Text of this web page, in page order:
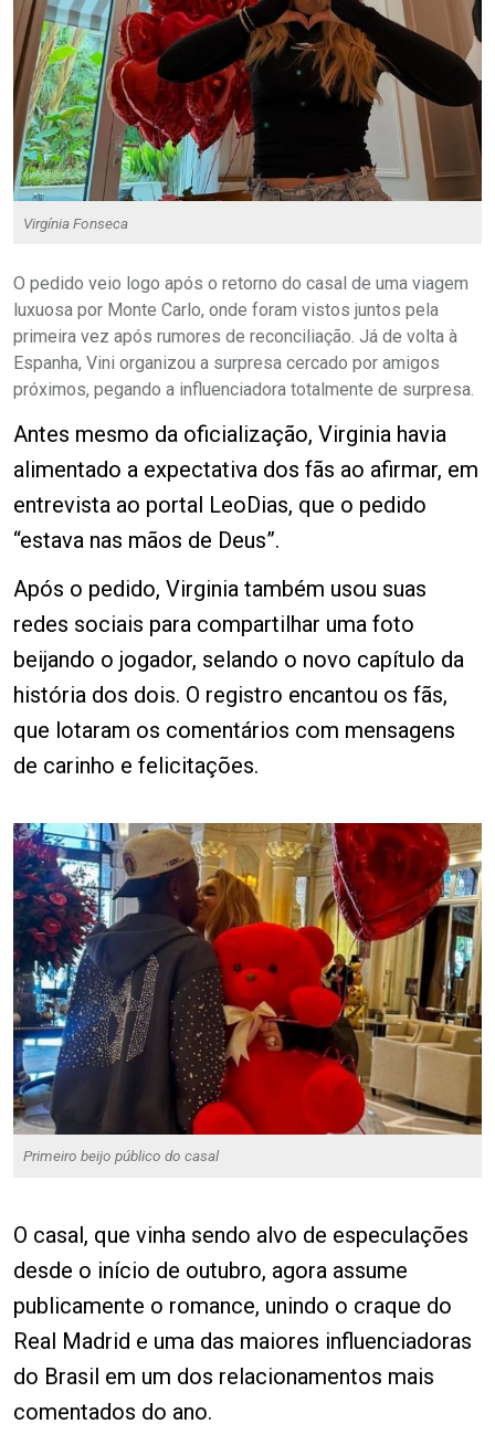
Virgínia Fonseca
O pedido veio logo após o retorno do casal de uma viagem
luxuosa por Monte Carlo, onde foram vistos juntos pela
primeira vez após rumores de reconciliação. Já de volta à
Espanha, Vini organizou a surpresa cercado por amigos
próximos, pegando a influenciadora totalmente de surpresa.
Antes mesmo da oficialização, Virginia havia
alimentado a expectativa dos fãs ao afirmar, em
entrevista ao portal LeoDias, que o pedido
“estava nas mãos de Deus”.
Após o pedido, Virginia também usou suas
redes sociais para compartilhar uma foto
beijando o jogador, selando o novo capítulo da
história dos dois. O registro encantou os fãs,
que lotaram os comentários com mensagens
de carinho e felicitações.
Primeiro beijo público do casal
O casal, que vinha sendo alvo de especulações
desde o início de outubro, agora assume
publicamente o romance, unindo o craque do
Real Madrid e uma das maiores influenciadoras
do Brasil em um dos relacionamentos mais
comentados do ano.